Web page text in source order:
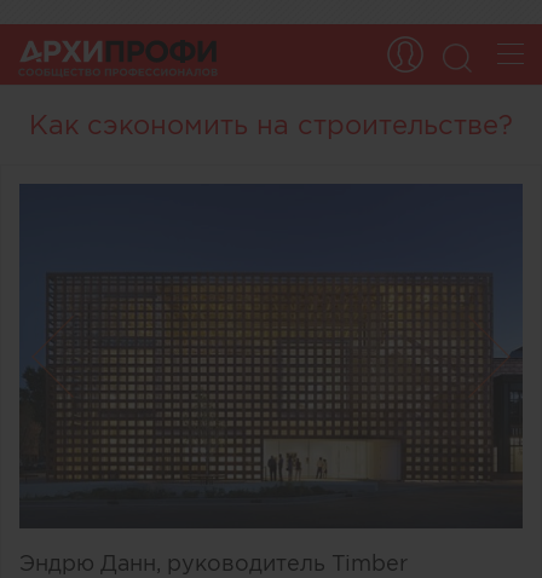
Как сэкономить на строительстве?
Эндрю Данн, руководитель Timber